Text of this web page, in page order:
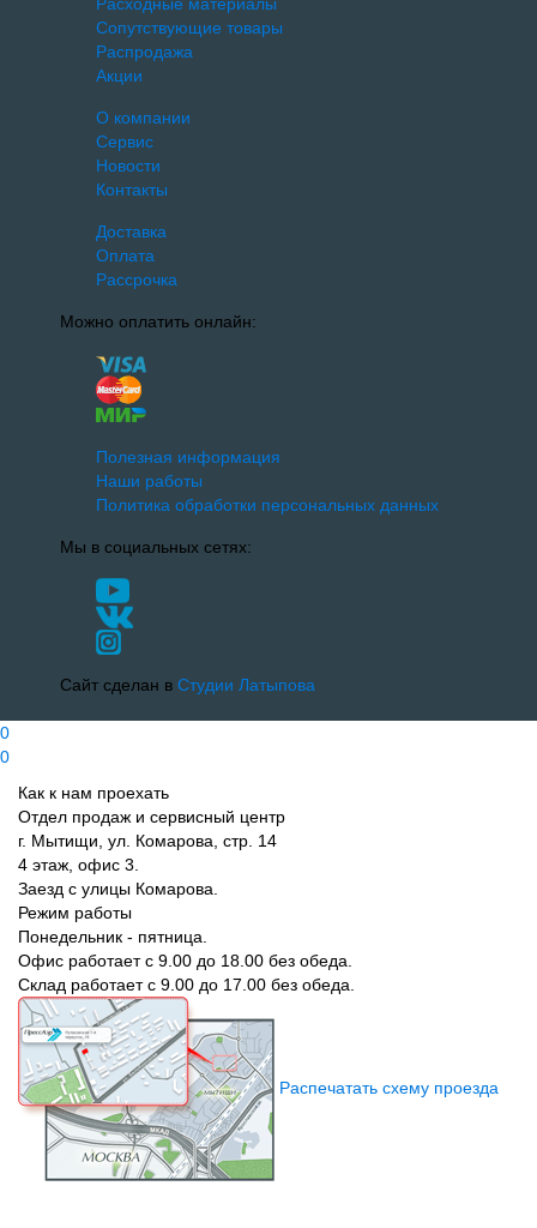
Расходные материалы
Сопутствующие товары
Распродажа
Акции
О компании
Сервис
Новости
Контакты
Доставка
Оплата
Рассрочка
Можно оплатить онлайн:
Полезная информация
Наши работы
Политика обработки персональных данных
Мы в социальных сетях:
Сайт сделан в Студии Латыпова
0
0
Как к нам проехать
Отдел продаж и сервисный центр
г. Мытищи, ул. Комарова, стр. 14
4 этаж, офис 3.
Заезд с улицы Комарова.
Режим работы
Понедельник - пятница.
Офис работает с 9.00 до 18.00 без обеда.
Склад работает с 9.00 до 17.00 без обеда.
Распечатать схему проезда